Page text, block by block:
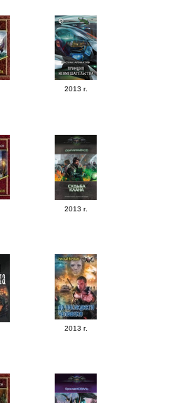
2013 г.
2013 г.
2013 г.